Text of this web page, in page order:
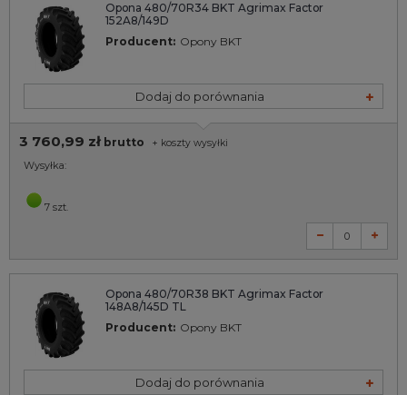
Opona 480/70R34 BKT Agrimax Factor
152A8/149D
Producent: Opony BKT
Dodaj do porównania
3 760,99 zł brutto + koszty wysyłki
Wysyłka:
7 szt.
Opona 480/70R38 BKT Agrimax Factor
148A8/145D TL
Producent: Opony BKT
Dodaj do porównania